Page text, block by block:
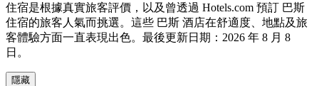
住宿是根據真實旅客評價，以及曾透過 Hotels.com 預訂 巴斯
住宿的旅客人氣而挑選。這些 巴斯 酒店在舒適度、地點及旅
客體驗方面一直表現出色。最後更新日期： 2026 年 8 月 8
日 。
隱藏